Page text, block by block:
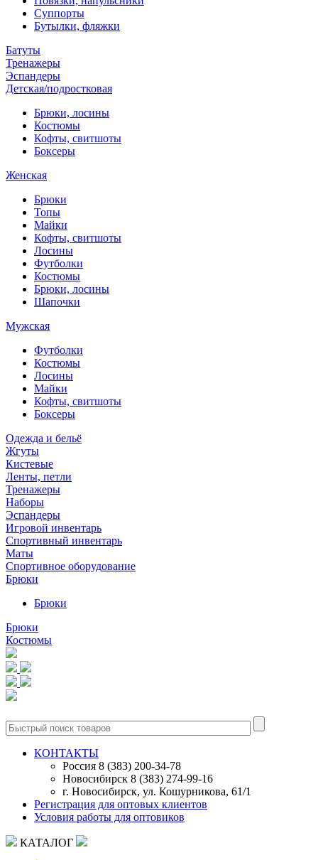
Суппорты
Бутылки, фляжки
Батуты
Тренажеры
Эспандеры
Детская/подростковая
Брюки, лосины
Костюмы
Кофты, свитшоты
Боксеры
Женская
Брюки
Топы
Майки
Кофты, свитшоты
Лосины
Футболки
Костюмы
Брюки, лосины
Шапочки
Мужская
Футболки
Костюмы
Лосины
Майки
Кофты, свитшоты
Боксеры
Одежда и бельё
Жгуты
Кистевые
Ленты, петли
Тренажеры
Наборы
Эспандеры
Игровой инвентарь
Спортивный инвентарь
Маты
Спортивное оборудование
Брюки
Брюки
Брюки
Костюмы
КОНТАКТЫ
Россия 8 (383) 200-34-78
Новосибирск 8 (383) 274-99-16
г. Новосибирск, ул. Кошурникова, 61/1
Регистрация для оптовых клиентов
Условия работы для оптовиков
КАТАЛОГ